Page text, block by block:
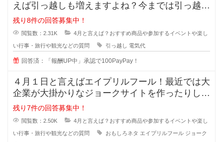
えば引っ越しも増えますよね？今までは引っ越し
先の電気を何となく使っていました
残り8件の回答募集中！
閲覧数：2.31K 4月と言えば？おすすめ商品や参加するイベントや楽し
い行事・旅行や観光などの質問 引っ越し 電気代
回答済：「報酬UP中」承認で100PayPay！
４月１日と言えばエイプリルフール！最近では大
企業が大掛かりなジョークサイトを作ったりして
盛り上がっていますよね？＾＾
残り7件の回答募集中！
閲覧数：2.50K 4月と言えば？おすすめ商品や参加するイベントや楽し
い行事・旅行や観光などの質問 おもしろネタ エイプリルフール ジョーク